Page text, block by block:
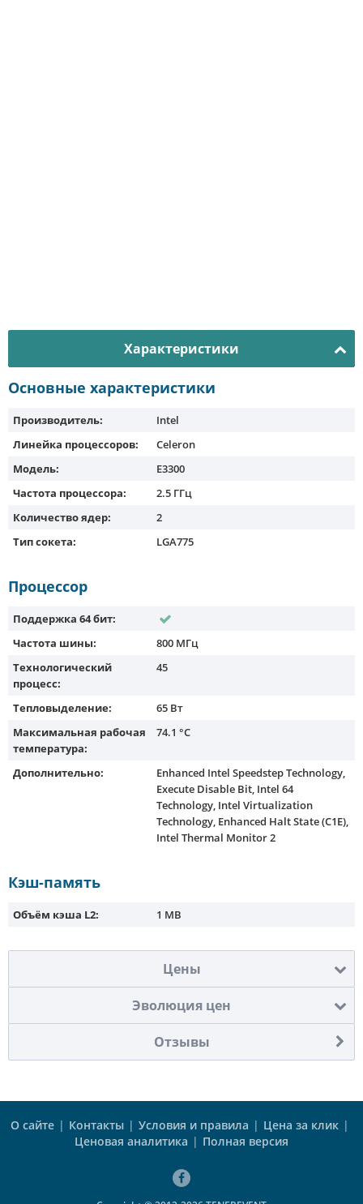
Характеристики
Основные характеристики
Производитель:
Intel
Линейка процессоров:
Celeron
Модель:
E3300
Частота процессора:
2.5 ГГц
Количество ядер:
2
Тип сокета:
LGA775
Процессор
Поддержка 64 бит:
Частота шины:
800 МГц
Технологический
процесс:
45
Тепловыделение:
65 Вт
Максимальная рабочая
температура:
74.1 °C
Дополнительно:
Enhanced Intel Speedstep Technology,
Execute Disable Bit, Intel 64
Technology, Intel Virtualization
Technology, Enhanced Halt State (C1E),
Intel Thermal Monitor 2
Кэш-память
Объём кэша L2: 1 MB
Цены
Эволюция цен
Отзывы
О сайте | Контакты | Условия и правила | Цена за клик |
Ценовая аналитика | Полная версия